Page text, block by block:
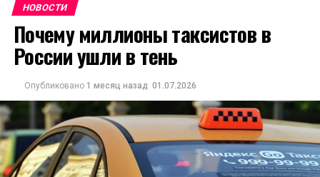
НОВОСТИ
Почему миллионы таксистов в
России ушли в тень
Опубликовано 1 месяц назад 01.07.2026